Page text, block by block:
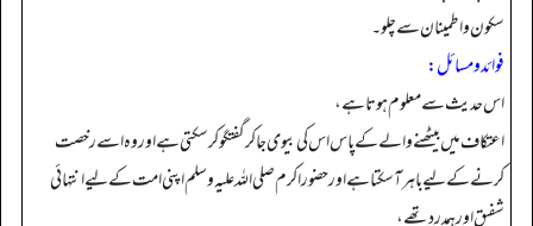
سکون واطمینان سے چلو۔
فوائد ومسائل:
اس حدیث سے معلوم ہوتا ہے،
اعتکاف میں بیٹھنے والے کے پاس اس کی بیوی جا کر گفتگو کر سکتی ہے اور وہ اسے رخصت
کرنے کے لیے باہر آ سکتا ہے اور حضور اکرم صلی اللہ علیہ وسلم اپنی امت کے لیے انتہائی
شفیق اور ہمدرد تھے،